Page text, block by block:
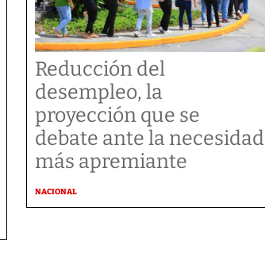
Reducción del
desempleo, la
proyección que se
debate ante la necesidad
más apremiante
NACIONAL